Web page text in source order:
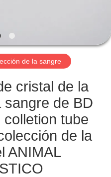
de la sangre
cristal de la
sangre de BD
tube
de la
ANIMAL